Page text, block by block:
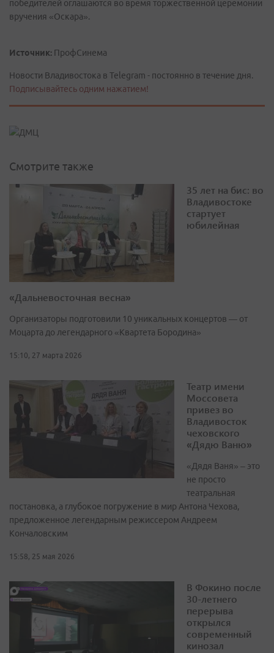
победителей оглашаются во время торжественной церемонии
вручения «Оскара».
Источник: ПрофСинема
Новости Владивостока в Telegram - постоянно в течение дня.
Подписывайтесь одним нажатием!
Смотрите также
35 лет на бис: во
Владивостоке
стартует
юбилейная
«Дальневосточная весна»
Организаторы подготовили 10 уникальных концертов — от
Моцарта до легендарного «Квартета Бородина»
15:10, 27 марта 2026
Театр имени
Моссовета
привез во
Владивосток
чеховского
«Дядю Ваню»
«Дядя Ваня» – это
не просто
театральная
постановка, а глубокое погружение в мир Антона Чехова,
предложенное легендарным режиссером Андреем
Кончаловским
15:58, 25 мая 2026
В Фокино после
30-летнего
перерыва
открылся
современный
кинозал